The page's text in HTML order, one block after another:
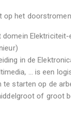
het
domein
in de
… is een
te starten op de
of groot